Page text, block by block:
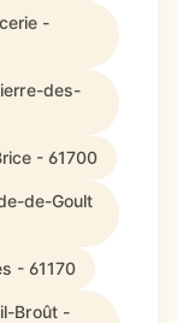
-
des-
- 61700
de-Goult
- 61170
Broût -